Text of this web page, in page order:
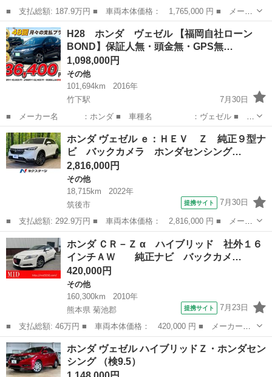
■ 支払総額: 187.9万円 ■ 車両本体価格： 1,765,000 円 ■ メーカ
ー名： ホンダ ■ 車種名： ヴェゼル ■ グレード名： ハイブリ
ッドＲＳ・ホンダセンシング 純正ＳＤナビ バックカメラ 衝突軽
減システ...
福岡 糟屋郡
H28 ホンダ ヴェゼル 【福岡自社ローン
BOND】保証人無・頭金無・GPS無…
1,098,000円
その他
101,694km
2016年
竹下駅
7月30日
■ メーカー名 ：ホンダ ■ 車種名 ：ヴェゼル ■ グ
レード名 ：ハイブリッドZ ■ グレード付加情報：純正ナビ フ
ルセグＴＶ ＥＴＣ バックカメラ プッシュスタート スマートキ
ー キーレスエントリー...
福岡 福岡市 竹下駅 その他
ホンダ ヴェゼル ｅ：ＨＥＶ Ｚ 純正９型ナ
ビ バックカメラ ホンダセンシング…
2,816,000円
その他
18,715km
2022年
筑後市
提携サイト 7月30日
■ 支払総額: 292.9万円 ■ 車両本体価格： 2,816,000 円 ■ メーカ
ー名： ホンダ ■ 車種名： ヴェゼル ■ グレード名： ｅ：ＨＥ
Ｖ Ｚ 純正９型ナビ バックカメラ ホンダセンシング アダプテ
ィブクル...
福岡 筑後市 その他
ホンダ ＣＲ－Ｚ α ハイブリッド 社外１６
インチＡＷ 純正ナビ バックカメ…
420,000円
その他
160,300km
2010年
熊本県 菊池郡
提携サイト 7月23日
■ 支払総額: 46万円 ■ 車両本体価格： 420,000 円 ■ メーカー
名： ホンダ ■ 車種名： ＣＲ－Ｚ ■ グレード名： α ハイブリ
ッド 社外１６インチＡＷ 純正ナビ バックカメラ ＥＴＣ ド
ラレコ キーレ...
熊本 菊池郡 その他
ホンダ ヴェゼル ハイブリッドＺ・ホンダセン
シング （検9.5）